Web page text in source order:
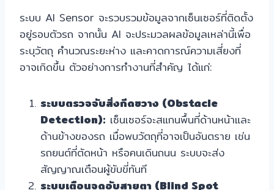
ระบบ AI Sensor จะรวบรวมข้อมูลจากเซ็นเซอร์ที่ติดตั้ง
อยู่รอบตัวรถ จากนั้น AI จะประมวลผลข้อมูลเหล่านี้เพื่อ
ระบุวัตถุ คำนวณระยะห่าง และคาดการณ์ความเสี่ยงที่
อาจเกิดขึ้น ตัวอย่างการทำงานที่สำคัญ ได้แก่:
ระบบตรวจจับสิ่งกีดขวาง (Obstacle
Detection): เซ็นเซอร์จะสแกนพื้นที่ด้านหน้าและ
ด้านข้างของรถ เมื่อพบวัตถุที่อาจเป็นอันตราย เช่น
รถยนต์ที่ตัดหน้า หรือคนเดินถนน ระบบจะส่ง
สัญญาณเตือนผู้ขับขี่ทันที
ระบบเตือนจุดอับสายตา (Blind Spot